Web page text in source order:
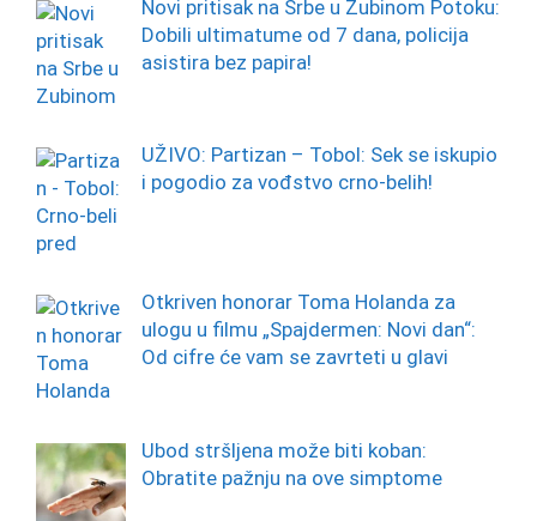
Novi pritisak na Srbe u Zubinom Potoku:
Dobili ultimatume od 7 dana, policija
asistira bez papira!
UŽIVO: Partizan – Tobol: Sek se iskupio
i pogodio za vođstvo crno-belih!
Otkriven honorar Toma Holanda za
ulogu u filmu „Spajdermen: Novi dan“:
Od cifre će vam se zavrteti u glavi
Ubod stršljena može biti koban:
Obratite pažnju na ove simptome